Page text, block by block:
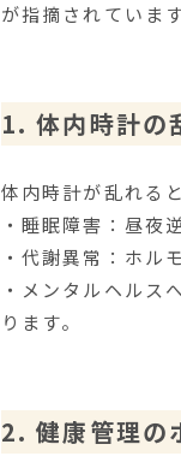
が指摘されています
1. 体内時計の
体内時計が乱れる
・睡眠障害：昼夜
・代謝異常：ホル
・メンタルヘルス
ります。
2. 健康管理の